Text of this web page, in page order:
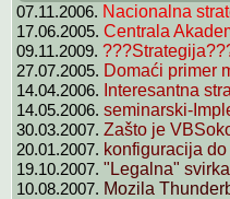
07.11.2006. Nacionalna
17.06.2005. Centrala
09.11.2009.
27.07.2005. Domaći primer
14.04.2006. Interesantna
14.05.2006. seminarski-
30.03.2007. Zašto je
20.01.2007. konfiguracija
19.10.2007. "Legalna" svirka
10.08.2007. Mozila